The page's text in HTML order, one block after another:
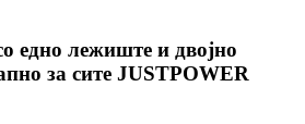
едно лежиште и двојно
за сите JUSTPOWER